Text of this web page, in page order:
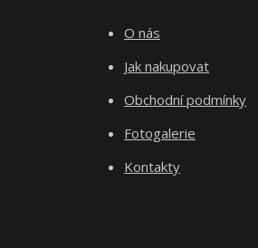
O nás
Jak nakupovat
Obchodní podmínky
Fotogalerie
Kontakty